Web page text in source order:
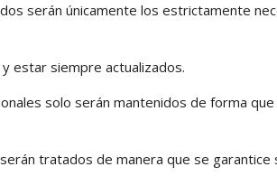
serán únicamente los estrictamente
estar siempre actualizados.
solo serán mantenidos de forma
tratados de manera que se garantice